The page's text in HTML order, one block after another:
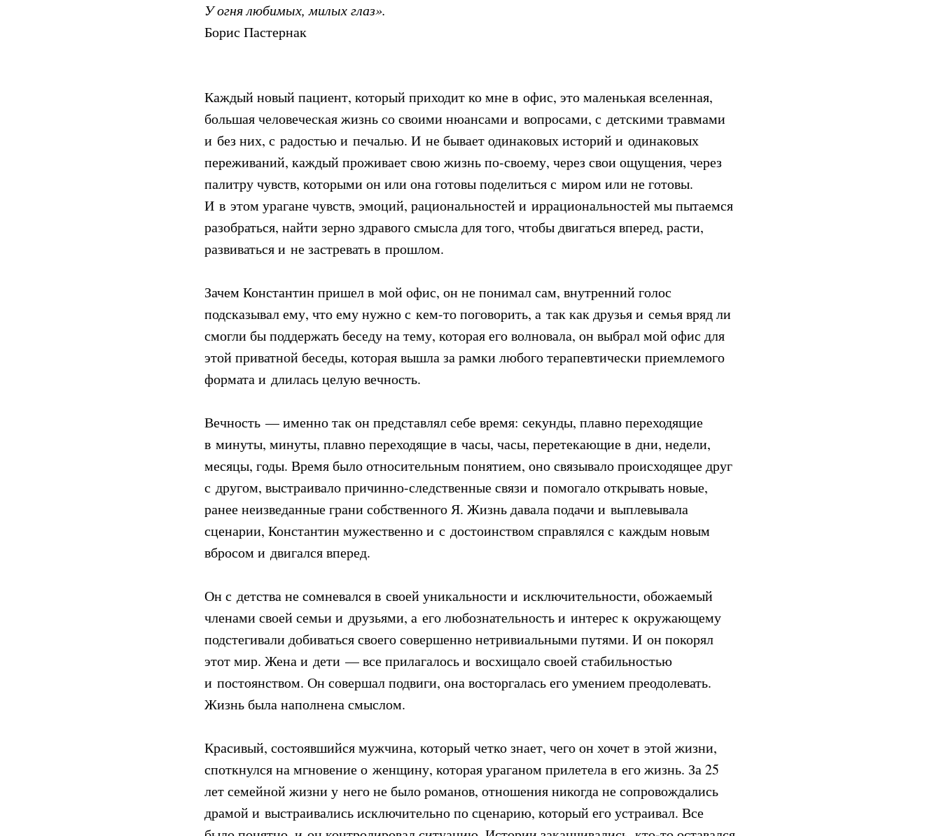
У огня любимых, милых глаз».
Борис Пастернак
Каждый новый пациент, который приходит ко мне в офис, это маленькая вселенная,
большая человеческая жизнь со своими нюансами и вопросами, с детскими травмами
и без них, с радостью и печалью. И не бывает одинаковых историй и одинаковых
переживаний, каждый проживает свою жизнь по-своему, через свои ощущения, через
палитру чувств, которыми он или она готовы поделиться с миром или не готовы.
И в этом урагане чувств, эмоций, рациональностей и иррациональностей мы пытаемся
разобраться, найти зерно здравого смысла для того, чтобы двигаться вперед, расти,
развиваться и не застревать в прошлом.
Зачем Константин пришел в мой офис, он не понимал сам, внутренний голос
подсказывал ему, что ему нужно с кем-то поговорить, а так как друзья и семья вряд ли
смогли бы поддержать беседу на тему, которая его волновала, он выбрал мой офис для
этой приватной беседы, которая вышла за рамки любого терапевтически приемлемого
формата и длилась целую вечность.
Вечность — именно так он представлял себе время: секунды, плавно переходящие
в минуты, минуты, плавно переходящие в часы, часы, перетекающие в дни, недели,
месяцы, годы. Время было относительным понятием, оно связывало происходящее друг
с другом, выстраивало причинно-следственные связи и помогало открывать новые,
ранее неизведанные грани собственного Я. Жизнь давала подачи и выплевывала
сценарии, Константин мужественно и с достоинством справлялся с каждым новым
вбросом и двигался вперед.
Он с детства не сомневался в своей уникальности и исключительности, обожаемый
членами своей семьи и друзьями, а его любознательность и интерес к окружающему
подстегивали добиваться своего совершенно нетривиальными путями. И он покорял
этот мир. Жена и дети — все прилагалось и восхищало своей стабильностью
и постоянством. Он совершал подвиги, она восторгалась его умением преодолевать.
Жизнь была наполнена смыслом.
Красивый, состоявшийся мужчина, который четко знает, чего он хочет в этой жизни,
споткнулся на мгновение о женщину, которая ураганом прилетела в его жизнь. За 25
лет семейной жизни у него не было романов, отношения никогда не сопровождались
драмой и выстраивались исключительно по сценарию, который его устраивал. Все